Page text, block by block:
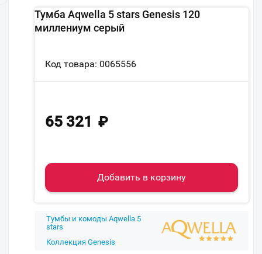
Тумба Aqwella 5 stars Genesis 120
миллениум серый
Код товара: 0065556
65 321 ₽
Добавить в корзину
Тумбы и комоды Aqwella 5
stars
Коллекция Genesis